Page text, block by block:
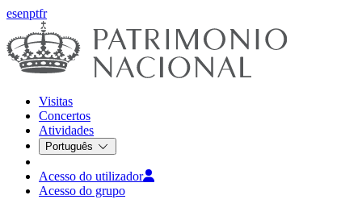
esenptfr
Visitas
Concertos
Atividades
Português
Acesso do utilizador
Acesso do grupo